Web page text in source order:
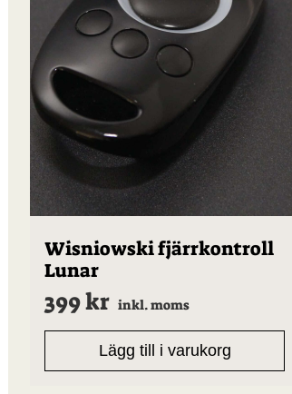
Wisniowski fjärrkontroll
Lunar
399kr inkl. moms
Lägg till i varukorg